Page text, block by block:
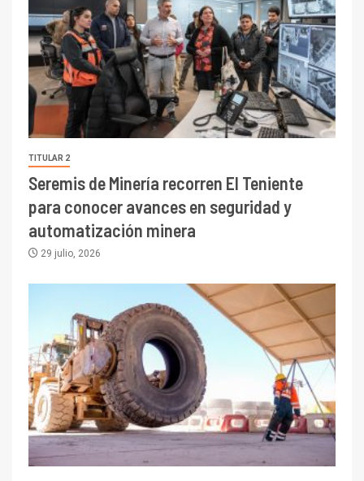
TITULAR 2
Seremis de Minería recorren El Teniente
para conocer avances en seguridad y
automatización minera
29 julio, 2026